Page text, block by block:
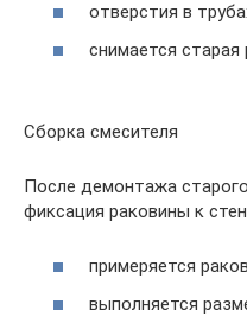
отверстия в
снимается старая
Сборка смесителя
После демонтажа
фиксация раковины к
примеряется
выполняется